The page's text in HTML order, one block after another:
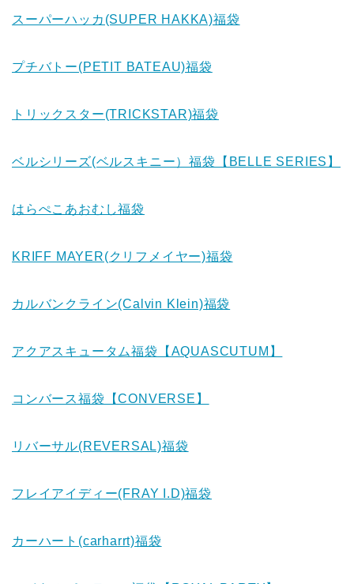
スーパーハッカ(SUPER HAKKA)福袋
プチバトー(PETIT BATEAU)福袋
トリックスター(TRICKSTAR)福袋
ベルシリーズ(ベルスキニー）福袋【BELLE SERIES】
はらぺこあおむし福袋
KRIFF MAYER(クリフメイヤー)福袋
カルバンクライン(Calvin Klein)福袋
アクアスキュータム福袋【AQUASCUTUM】
コンバース福袋【CONVERSE】
リバーサル(REVERSAL)福袋
フレイアイディー(FRAY I.D)福袋
カーハート(carharrt)福袋